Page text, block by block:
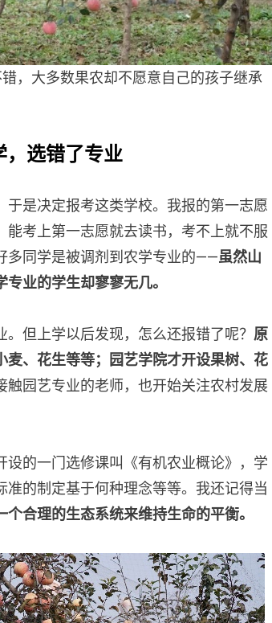
，大多数果农却不愿意自己的孩子继承
，选错了专业
是决定报考这类学校。我报的第一志愿
考上第一志愿就去读书，考不上就不服
多同学是被调剂到农学专业的——虽然山
业的学生却寥寥无几。
但上学以后发现，怎么还报错了呢？ 原
、花生等等；园艺学院才开设果树、花
触园艺专业的老师，也开始关注农村发展
的一门选修课叫《有机农业概论》，学
的制定基于何种理念等等。我还记得当
合理的生态系统来维持生命的平衡。